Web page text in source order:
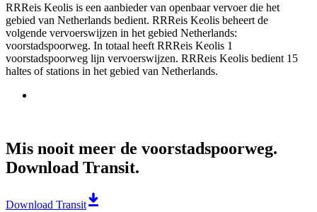
RRReis Keolis is een aanbieder van openbaar vervoer die het
gebied van Netherlands bedient. RRReis Keolis beheert de
volgende vervoerswijzen in het gebied Netherlands:
voorstadspoorweg. In totaal heeft RRReis Keolis 1
voorstadspoorweg lijn vervoerswijzen. RRReis Keolis bedient 15
haltes of stations in het gebied van Netherlands.
Mis nooit meer de voorstadspoorweg.
Download Transit.
Download Transit